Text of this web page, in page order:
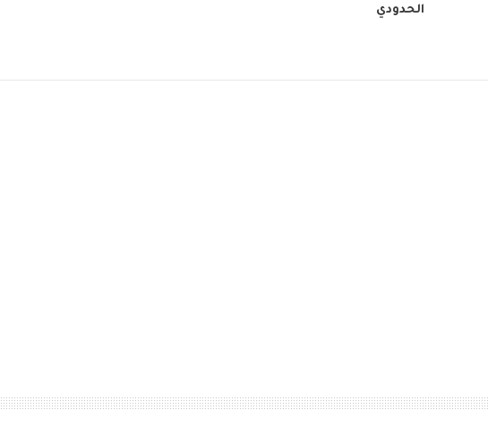
الحدودي